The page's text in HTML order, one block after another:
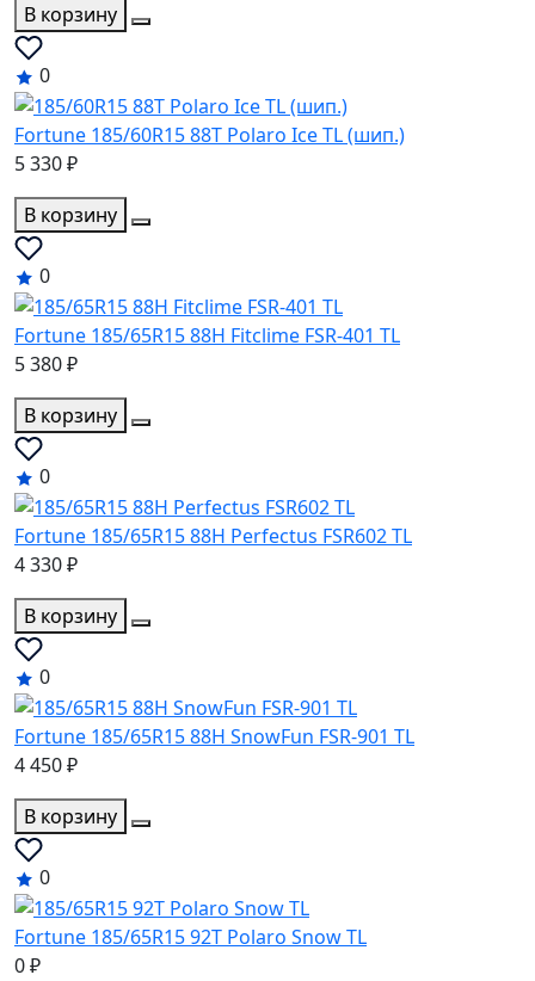
В корзину
0
Fortune 185/60R15 88T Polaro Ice TL (шип.)
5 330 ₽
В корзину
0
Fortune 185/65R15 88H Fitclime FSR-401 TL
5 380 ₽
В корзину
0
Fortune 185/65R15 88H Perfectus FSR602 TL
4 330 ₽
В корзину
0
Fortune 185/65R15 88H SnowFun FSR-901 TL
4 450 ₽
В корзину
0
Fortune 185/65R15 92T Polaro Snow TL
0 ₽